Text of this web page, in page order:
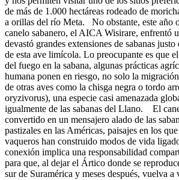
de más de 1.000 hectáreas rodeado de
a orillas del río Meta. No obstante, este año
canelo sabanero, el AICA Wisirare, enfrentó
devastó grandes extensiones de sabanas
de esta ave limícola. Lo preocupante es que
del fuego en la sabana, algunas prácticas
humana ponen en riesgo, no solo la
de otras aves como la chisga negra o tordo
oryzivorus), una especie casi amenazada
igualmente de las sabanas del Llano. El
convertido en un mensajero alado de las
pastizales en las Américas, paisajes en los
vaqueros han construido modos de vida
conexión implica una responsabilidad
para que, al dejar el Ártico donde se
sur de Suramérica y meses después, vuelva